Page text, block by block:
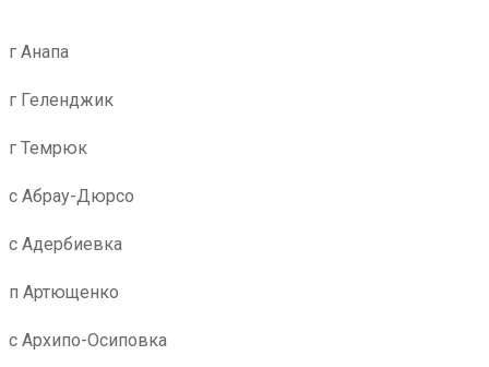
г Анапа
г Геленджик
г Темрюк
с Абрау-Дюрсо
с Адербиевка
п Артющенко
с Архипо-Осиповка